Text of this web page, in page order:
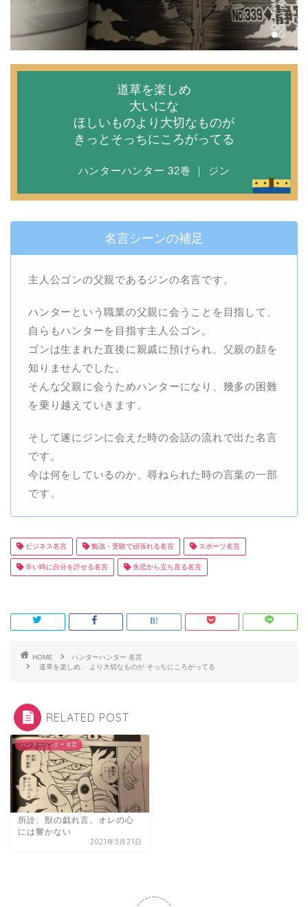
道草を楽しめ
大いにな
ほしいものより大切なものが
きっとそっちにころがってる
ハンターハンター 32巻 ｜ ジン
名言シーンの補足
主人公ゴンの父親であるジンの名言です。
ハンターという職業の父親に会うことを目指して、
自らもハンターを目指す主人公ゴン。
ゴンは生まれた直後に親戚に預けられ、父親の顔を
知りませんでした。
そんな父親に会うためハンターになり、幾多の困難
を乗り越えていきます。
そして遂にジンに会えた時の会話の流れで出た名言
です。
今は何をしているのか、尋ねられた時の言葉の一部
です。
ビジネス名言 勉強・受験で頑張れる名言 スポーツ名言
辛い時に自分を許せる名言 失恋から立ち直る名言
HOME
ハンターハンター 名言
道草を楽しめ、 より大切なものが そっちにころがってる
RELATED POST
ハンターハンター 名言
所詮、獣の戯れ言。オレの心
には響かない
2021年5月21日